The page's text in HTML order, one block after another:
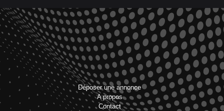
Déposer une annonce
A propos
Contact